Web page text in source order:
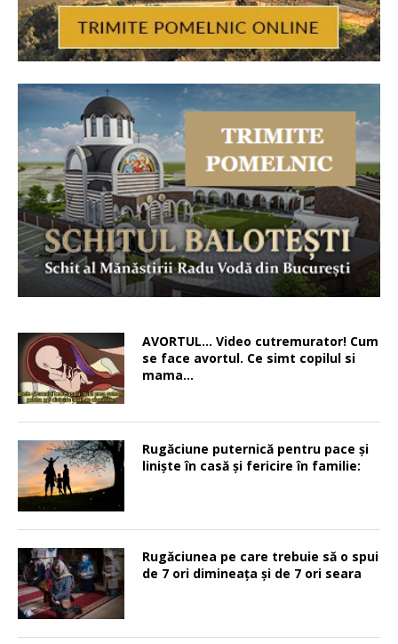
AVORTUL… Video cutremurator! Cum
se face avortul. Ce simt copilul si
mama…
Rugăciune puternică pentru pace şi
linişte în casă şi fericire în familie:
Rugăciunea pe care trebuie să o spui
de 7 ori dimineața și de 7 ori seara